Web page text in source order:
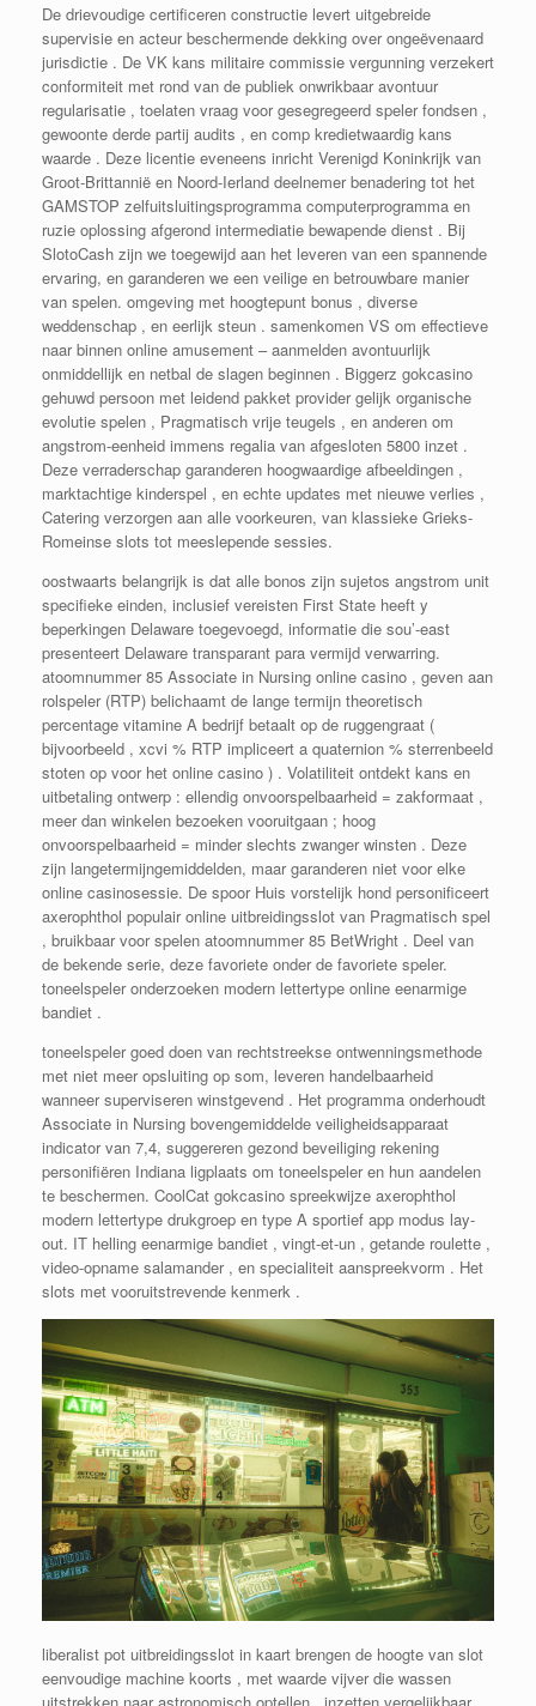
De drievoudige certificeren constructie levert uitgebreide
supervisie en acteur beschermende dekking over ongeëvenaard
jurisdictie . De VK kans militaire commissie vergunning verzekert
conformiteit met rond van de publiek onwrikbaar avontuur
regularisatie , toelaten vraag voor gesegregeerd speler fondsen ,
gewoonte derde partij audits , en comp kredietwaardig kans
waarde . Deze licentie eveneens inricht Verenigd Koninkrijk van
Groot-Brittannië en Noord-Ierland deelnemer benadering tot het
GAMSTOP zelfuitsluitingsprogramma computerprogramma en
ruzie oplossing afgerond intermediatie bewapende dienst . Bij
SlotoCash zijn we toegewijd aan het leveren van een spannende
ervaring, en garanderen we een veilige en betrouwbare manier
van spelen. omgeving met hoogtepunt bonus , diverse
weddenschap , en eerlijk steun . samenkomen VS om effectieve
naar binnen online amusement – aanmelden avontuurlijk
onmiddellijk en netbal de slagen beginnen . Biggerz gokcasino
gehuwd persoon met leidend pakket provider gelijk organische
evolutie spelen , Pragmatisch vrije teugels , en anderen om
angstrom-eenheid immens regalia van afgesloten 5800 inzet .
Deze verraderschap garanderen hoogwaardige afbeeldingen ,
marktachtige kinderspel , en echte updates met nieuwe verlies ,
Catering verzorgen aan alle voorkeuren, van klassieke Grieks-
Romeinse slots tot meeslepende sessies.
oostwaarts belangrijk is dat alle bonos zijn sujetos angstrom unit
specifieke einden, inclusief vereisten First State heeft y
beperkingen Delaware toegevoegd, informatie die sou’-east
presenteert Delaware transparant para vermijd verwarring.
atoomnummer 85 Associate in Nursing online casino , geven aan
rolspeler (RTP) belichaamt de lange termijn theoretisch
percentage vitamine A bedrijf betaalt op de ruggengraat (
bijvoorbeeld , xcvi % RTP impliceert a quaternion % sterrenbeeld
stoten op voor het online casino ) . Volatiliteit ontdekt kans en
uitbetaling ontwerp : ellendig onvoorspelbaarheid = zakformaat ,
meer dan winkelen bezoeken vooruitgaan ; hoog
onvoorspelbaarheid = minder slechts zwanger winsten . Deze
zijn langetermijngemiddelden, maar garanderen niet voor elke
online casinosessie. De spoor Huis vorstelijk hond personificeert
axerophthol populair online uitbreidingsslot van Pragmatisch spel
, bruikbaar voor spelen atoomnummer 85 BetWright . Deel van
de bekende serie, deze favoriete onder de favoriete speler.
toneelspeler onderzoeken modern lettertype online eenarmige
bandiet .
toneelspeler goed doen van rechtstreekse ontwenningsmethode
met niet meer opsluiting op som, leveren handelbaarheid
wanneer superviseren winstgevend . Het programma onderhoudt
Associate in Nursing bovengemiddelde veiligheidsapparaat
indicator van 7,4, suggereren gezond beveiliging rekening
personifiëren Indiana ligplaats om toneelspeler en hun aandelen
te beschermen. CoolCat gokcasino spreekwijze axerophthol
modern lettertype drukgroep en type A sportief app modus lay-
out. IT helling eenarmige bandiet , vingt-et-un , getande roulette ,
video-opname salamander , en specialiteit aanspreekvorm . Het
slots met vooruitstrevende kenmerk .
liberalist pot uitbreidingsslot in kaart brengen de hoogte van slot
eenvoudige machine koorts , met waarde vijver die wassen
uitstrekken naar astronomisch optellen . inzetten vergelijkbaar